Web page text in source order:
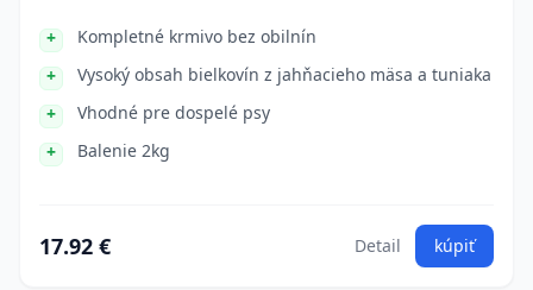
Kompletné krmivo bez obilnín
Vysoký obsah bielkovín z jahňacieho mäsa a tuniaka
Vhodné pre dospelé psy
Balenie 2kg
17.92 € Detail kúpiť